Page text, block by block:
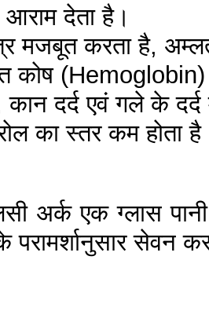
देता है।
मजबूत करता है,
कोष
कान दर्द एवं गले के
का स्तर कम होता
अर्क एक ग्लास
परामर्शानुसार सेवन